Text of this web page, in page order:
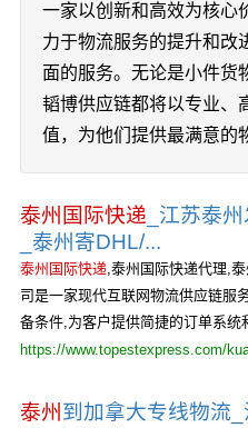
一家以创新和高效为核心
力于物流服务的提升和改
面的服务。无论是小件货
韬博供应链都将以专业、
值，为他们提供最满意的
泰州国际快递 _江苏泰
_泰州寄DHL/...
泰州国际快递,泰州国际快递代理,
司是一家现代互联网物流供应链服
备条件,为客户提供简捷的订单系统
https://www.topestexpress.com/
泰州 到加拿大专线物流